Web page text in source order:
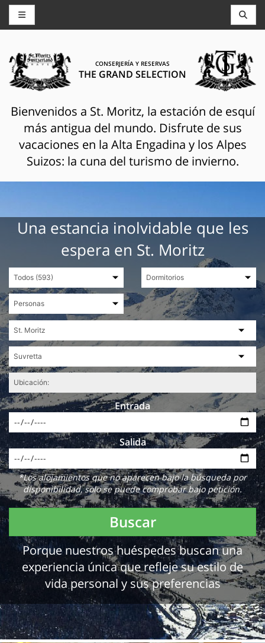
CONSERJERÍA Y RESERVAS
THE GRAND SELECTION
Bienvenidos a St. Moritz, la estación de esquí
más antigua del mundo. Disfrute de sus
vacaciones en la Alta Engadina y los Alpes
Suizos: la cuna del turismo de invierno.
Una estancia inolvidable que les
espera en St. Moritz
Entrada
Salida
*Los alojamientos que no aparecen bajo la búsqueda por
disponibilidad, solo se puede comprobar bajo petición.
Buscar
Porque nuestros huéspedes buscan una
experiencia única que refleje su estilo de
vida personal y sus preferencias